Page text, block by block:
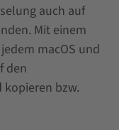
auch auf
Mit einem
macOS und
den
bzw.